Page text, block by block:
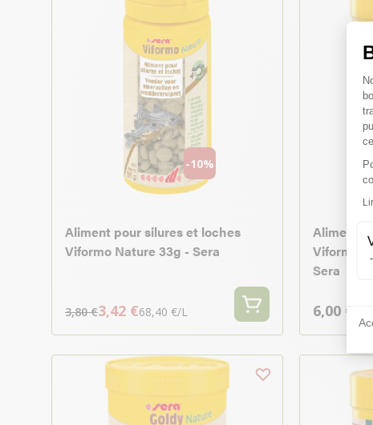
-10%
Aliment pour silures et loches
Viformo Nature 33g - Sera
3,80 €3,42 €68,40 €/L
Aliment
Viformo
Sera
6,00 €